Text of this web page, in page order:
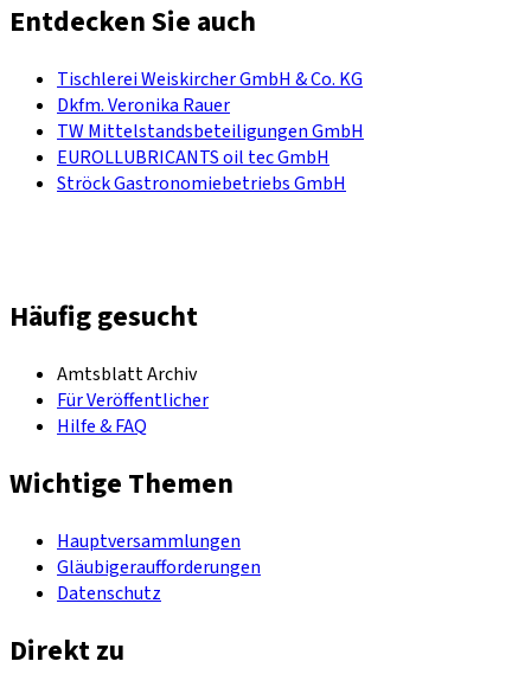
Entdecken Sie auch
Tischlerei Weiskircher GmbH & Co. KG
Dkfm. Veronika Rauer
TW Mittelstandsbeteiligungen GmbH
EUROLLUBRICANTS oil tec GmbH
Ströck Gastronomiebetriebs GmbH
Häufig gesucht
Amtsblatt Archiv
Für Veröffentlicher
Hilfe & FAQ
Wichtige Themen
Hauptversammlungen
Gläubigeraufforderungen
Datenschutz
Direkt zu